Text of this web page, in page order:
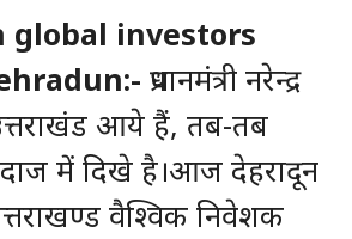
global investors
प्रधानमंत्री नरेन्द्र
आये हैं, तब-तब
में दिखे है।आज देहरादून
वैश्विक निवेशक